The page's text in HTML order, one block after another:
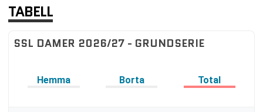
TABELL
SSL DAMER 2026/27 - GRUNDSERIE
Hemma Borta Total